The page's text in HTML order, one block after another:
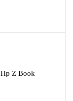
شاشة لابتوب Hp Z Book